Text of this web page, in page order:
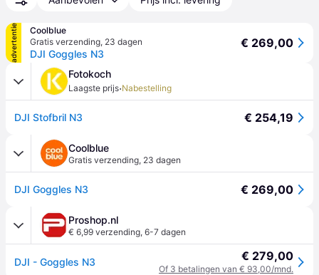
advertentie
Coolblue
Gratis verzending, 23 dagen
DJI Goggles N3
€ 269,00
Fotokoch
Laagste prijs·Nabestelling
DJI Stofbril N3 € 254,19
Coolblue
Gratis verzending, 23 dagen
DJI Goggles N3 € 269,00
Proshop.nl
€ 6,99 verzending, 6-7 dagen
DJI - Goggles N3 € 279,00
Of 3 betalingen van € 93,00/mnd.